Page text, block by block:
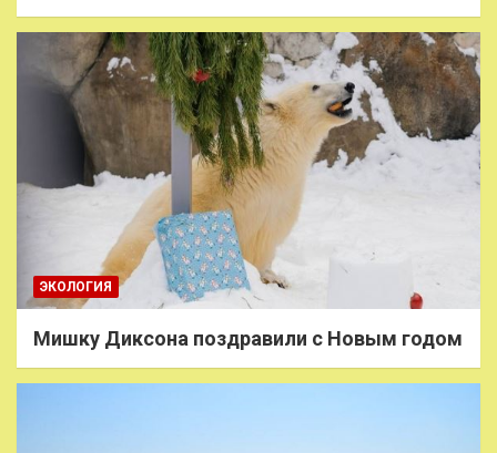
ЭКОЛОГИЯ
Мишку Диксона поздравили с Новым годом